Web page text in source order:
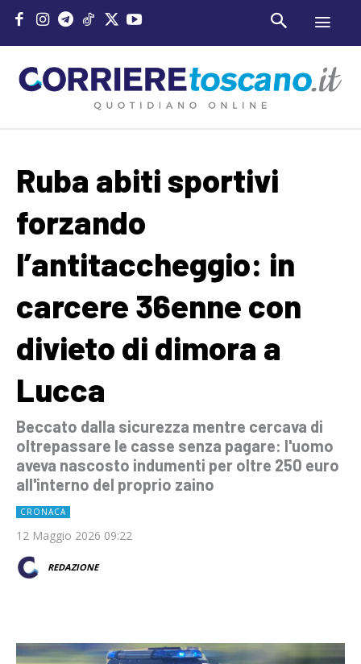
Ruba abiti sportivi
forzando
l’antitaccheggio: in
carcere 36enne con
divieto di dimora a
Lucca
Beccato dalla sicurezza mentre cercava di
oltrepassare le casse senza pagare: l'uomo
aveva nascosto indumenti per oltre 250 euro
all'interno del proprio zaino
CRONACA
12 Maggio 2026 09:22
REDAZIONE